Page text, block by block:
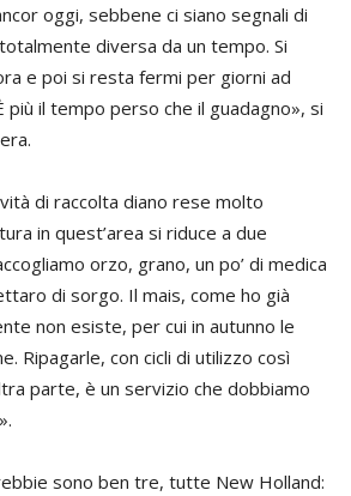
oggi, sebbene ci siano segnali di
diversa da un tempo. Si
e poi si resta fermi per giorni ad
più il tempo perso che il guadagno», si
di raccolta diano rese molto
in quest’area si riduce a due
orzo, grano, un po’ di medica
di sorgo. Il mais, come ho già
non esiste, per cui in autunno le
Ripagarle, con cicli di utilizzo così
parte, è un servizio che dobbiamo
sono ben tre, tutte New Holland: